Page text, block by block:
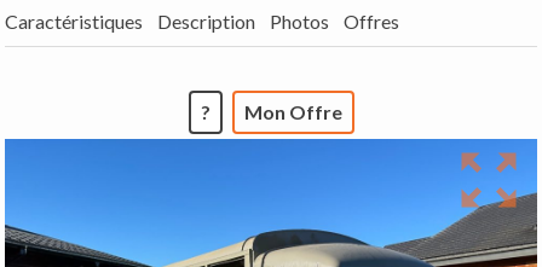
Caractéristiques Description Photos Offres
? Mon Offre